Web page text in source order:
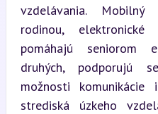
vzdelávania.
rodinou,
pomáhajú seniorom
druhých, podporujú
možnosti komunikácie
strediská úzkeho